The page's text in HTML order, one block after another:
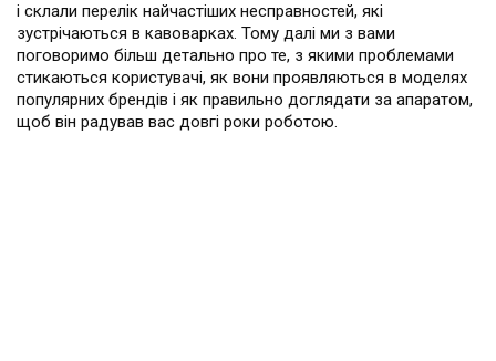
і склали перелік найчастіших несправностей, які
зустрічаються в кавоварках. Тому далі ми з вами
поговоримо більш детально про те, з якими проблемами
стикаються користувачі, як вони проявляються в моделях
популярних брендів і як правильно доглядати за апаратом,
щоб він радував вас довгі роки роботою.